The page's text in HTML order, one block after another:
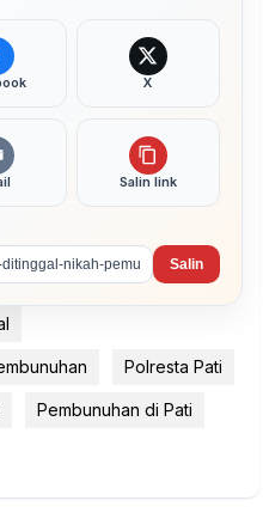
X
Salin link
Salin
Polresta Pati
Pembunuhan di Pati